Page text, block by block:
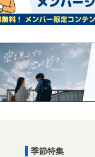
季節特集